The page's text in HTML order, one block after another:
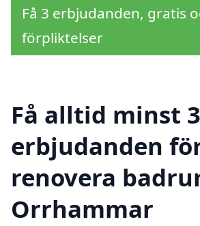
Få 3 erbjudanden, gratis
förpliktelser
Få alltid minst 3
erbjudanden
renovera
Orrhammar